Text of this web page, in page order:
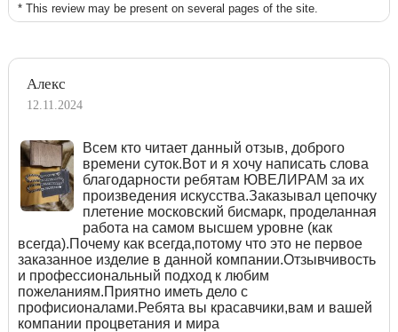
* This review may be present on several pages of the site.
Алекс
12.11.2024
Всем кто читает данный отзыв, доброго
времени суток.Вот и я хочу написать слова
благодарности ребятам ЮВЕЛИРАМ за их
произведения искусства.Заказывал цепочку
плетение московский бисмарк, проделанная
работа на самом высшем уровне (как
всегда).Почему как всегда,потому что это не первое
заказанное изделие в данной компании.Отзывчивость
и профессиональный подход к любим
пожеланиям.Приятно иметь дело с
профисионалами.Ребята вы красавчики,вам и вашей
компании процветания и мира